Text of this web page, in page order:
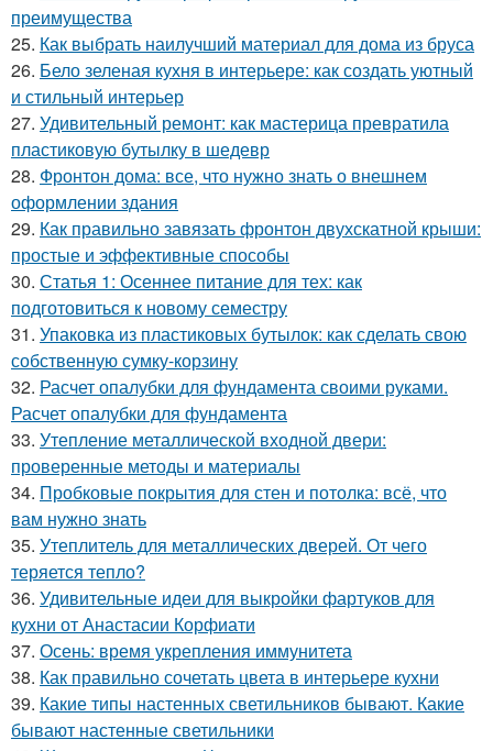
преимущества
25. Как выбрать наилучший материал для дома из бруса
26. Бело зеленая кухня в интерьере: как создать уютный
и стильный интерьер
27. Удивительный ремонт: как мастерица превратила
пластиковую бутылку в шедевр
28. Фронтон дома: все, что нужно знать о внешнем
оформлении здания
29. Как правильно завязать фронтон двухскатной крыши:
простые и эффективные способы
30. Статья 1: Осеннее питание для тех: как
подготовиться к новому семестру
31. Упаковка из пластиковых бутылок: как сделать свою
собственную сумку-корзину
32. Расчет опалубки для фундамента своими руками.
Расчет опалубки для фундамента
33. Утепление металлической входной двери:
проверенные методы и материалы
34. Пробковые покрытия для стен и потолка: всё, что
вам нужно знать
35. Утеплитель для металлических дверей. От чего
теряется тепло?
36. Удивительные идеи для выкройки фартуков для
кухни от Анастасии Корфиати
37. Осень: время укрепления иммунитета
38. Как правильно сочетать цвета в интерьере кухни
39. Какие типы настенных светильников бывают. Какие
бывают настенные светильники